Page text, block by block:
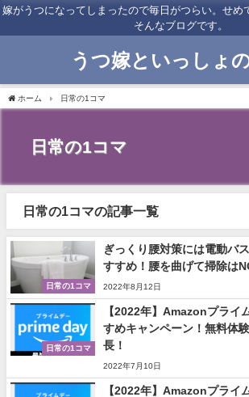
嫁がうつになってしまったので毎日がつらい。せめ
そんなブログです。
うつ嫁といっしょ
ホーム 日常の1コマ
日常の1コマ
日常の1コマの記事一覧
日常の1コマ
ぎっくり腰対策には電動バ
すすめ！腰を曲げて掃除は
2022年8月12日
日常の1コマ
【2022年】Amazonプライ
すめキャンペーン！無料体
長！
2022年7月10日
【2022年】Amazonプライ